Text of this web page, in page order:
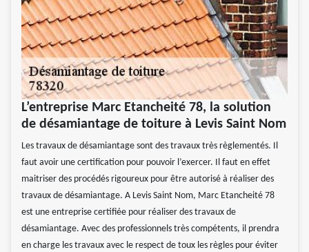
L’entreprise Marc Etancheité 78, la solution
de désamiantage de toiture à Levis Saint Nom
Les travaux de désamiantage sont des travaux très règlementés. Il
faut avoir une certification pour pouvoir l’exercer. Il faut en effet
maitriser des procédés rigoureux pour être autorisé à réaliser des
travaux de désamiantage. A Levis Saint Nom, Marc Etancheité 78
est une entreprise certifiée pour réaliser des travaux de
désamiantage. Avec des professionnels très compétents, il prendra
en charge les travaux avec le respect de toux les règles pour éviter